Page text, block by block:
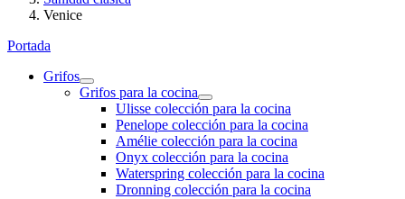
Venice
Portada
Grifos
Grifos para la cocina
Ulisse colección para la cocina
Penelope colección para la cocina
Amélie colección para la cocina
Onyx colección para la cocina
Waterspring colección para la cocina
Dronning colección para la cocina